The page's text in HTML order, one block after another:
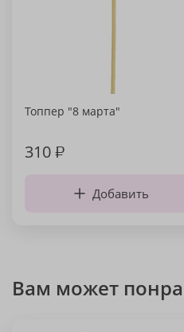
Топпер "8 марта"
310₽
Добавить
Вам может